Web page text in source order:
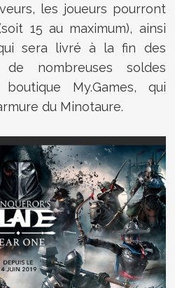
les joueurs pourront
15 au maximum), ainsi
sera livré à la fin des
de nombreuses soldes
My.Games, qui
du Minotaure.